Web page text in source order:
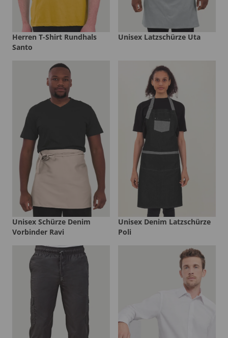
Herren T-Shirt Rundhals
Santo
Unisex Latzschürze Uta
Unisex Schürze Denim
Vorbinder Ravi
Unisex Denim Latzschürze
Poli